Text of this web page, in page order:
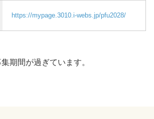
https://mypage.3010.i-webs.jp/pfu2028/
期間が過ぎています。